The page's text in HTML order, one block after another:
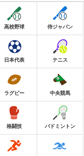
高校野球 侍ジャパン
日本代表 テニス
ラグビー 中央競馬
格闘技 バドミントン